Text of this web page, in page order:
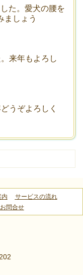
た。愛犬の腰を
ましょう
来年もよろし
うぞよろしく
内
サービスの流れ
お問合せ